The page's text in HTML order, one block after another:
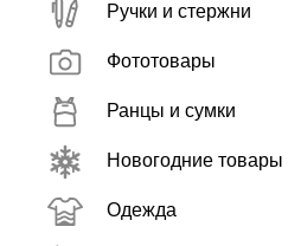
Ручки и стержни
Фототовары
Ранцы и сумки
Новогодние товары
Одежда